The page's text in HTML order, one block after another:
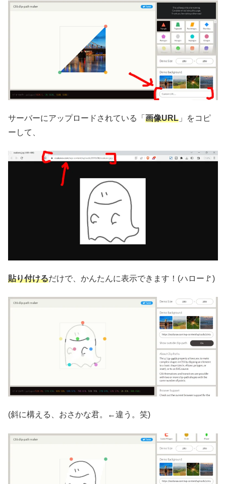
サーバーにアップロードされている「 画像URL 」をコピ
ーして、
貼り付けるだけで、かんたんに表示できます！(ハロー🚩)
(斜に構える、おさかな君。←違う。笑)